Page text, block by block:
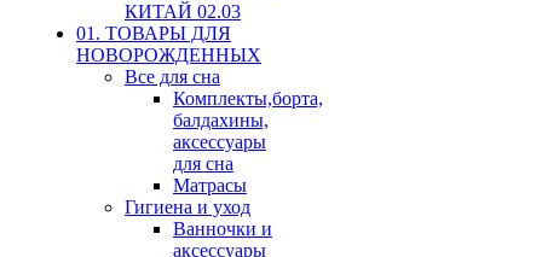
КИТАЙ 02.03
01. ТОВАРЫ ДЛЯ
НОВОРОЖДЕННЫХ
Все для сна
Комплекты,борта,
балдахины,
аксессуары
для сна
Матрасы
Гигиена и уход
Ванночки и
аксессуары